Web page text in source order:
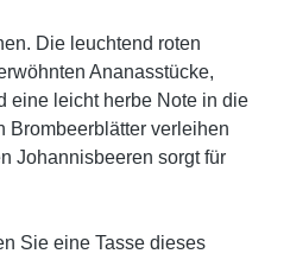
Die leuchtend roten
Ananasstücke,
eine leicht herbe Note in die
Brombeerblätter verleihen
Johannisbeeren sorgt für
Sie eine Tasse dieses